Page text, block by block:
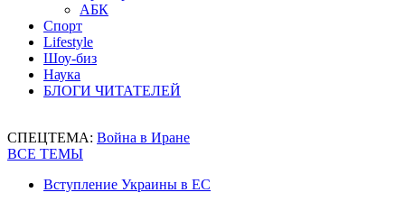
АБК
Спорт
Lifestyle
Шоу-биз
Наука
БЛОГИ ЧИТАТЕЛЕЙ
СПЕЦТЕМА: Война в Иране
ВСЕ ТЕМЫ
Вступление Украины в ЕС